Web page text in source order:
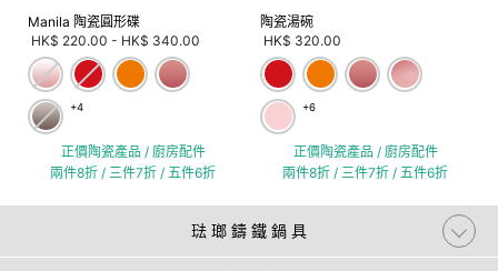
Manila 陶瓷圓形碟
HK$ 220.00 - HK$ 340.00
+4
正價陶瓷產品 / 廚房配件
兩件8折 / 三件7折 / 五件6折
陶瓷湯碗
HK$ 320.00
+6
正價陶瓷產品 / 廚房配件
兩件8折 / 三件7折 / 五件6折
琺 瑯 鑄 鐵 鍋 具